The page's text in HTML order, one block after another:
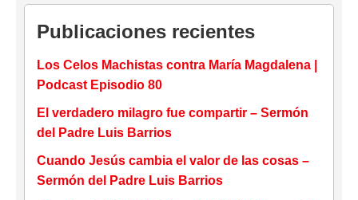
Publicaciones recientes
Los Celos Machistas contra María Magdalena |
Podcast Episodio 80
El verdadero milagro fue compartir – Sermón
del Padre Luis Barrios
Cuando Jesús cambia el valor de las cosas –
Sermón del Padre Luis Barrios